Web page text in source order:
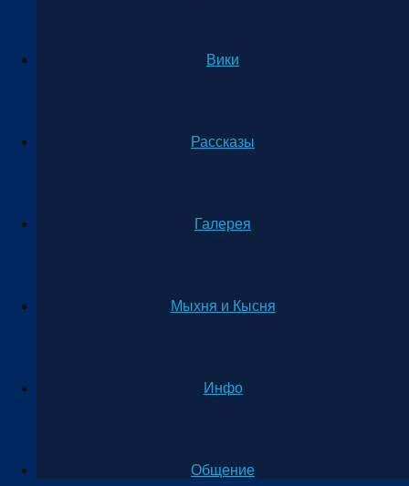
Вики
Рассказы
Галерея
Мыхня и Кысня
Инфо
Общение